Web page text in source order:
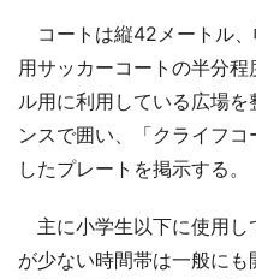
コートは縦42メートル
用サッカーコートの半分
ル用に利用している広場
ンスで囲い、「クライフ
したプレートを掲示する。
主に小学生以下に使用し
が少ない時間帯は一般にも